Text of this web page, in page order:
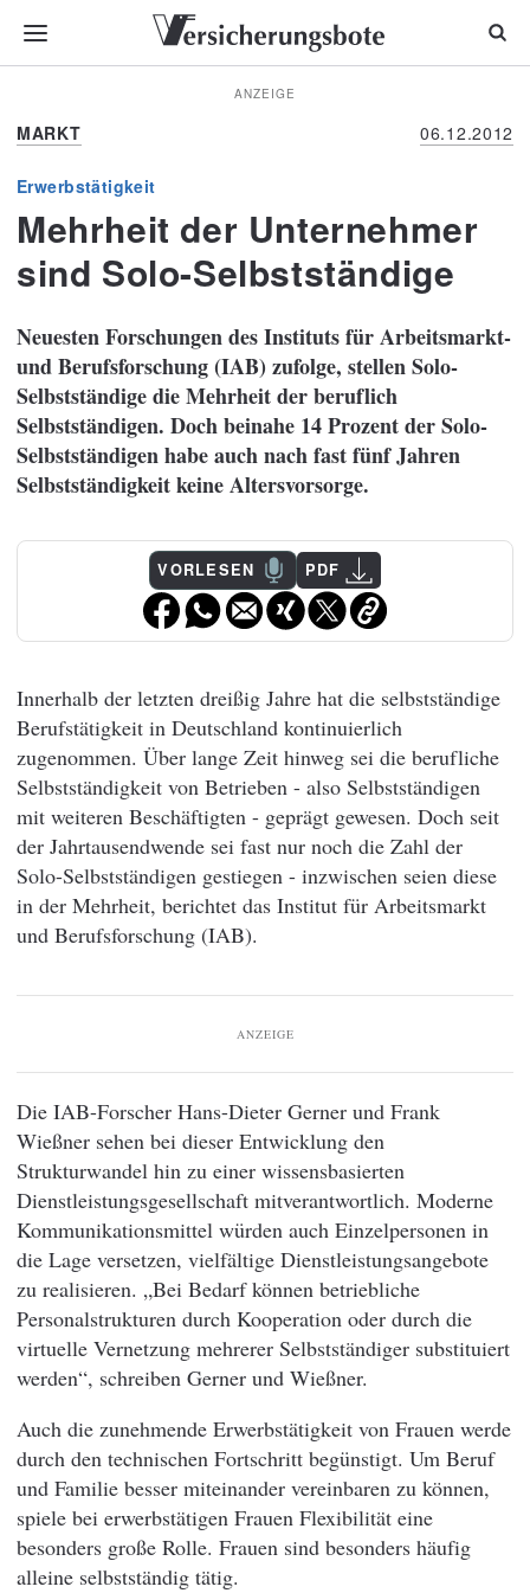
ANZEIGE
MARKT 06.12.2012
Erwerbstätigkeit
Mehrheit der Unternehmer
sind Solo-Selbstständige
Neuesten Forschungen des Instituts für Arbeitsmarkt-
und Berufsforschung (IAB) zufolge, stellen Solo-
Selbstständige die Mehrheit der beruflich
Selbstständigen. Doch beinahe 14 Prozent der Solo-
Selbstständigen habe auch nach fast fünf Jahren
Selbstständigkeit keine Altersvorsorge.
VORLESEN PDF
Innerhalb der letzten dreißig Jahre hat die selbstständige
Berufstätigkeit in Deutschland kontinuierlich
zugenommen. Über lange Zeit hinweg sei die berufliche
Selbstständigkeit von Betrieben - also Selbstständigen
mit weiteren Beschäftigten - geprägt gewesen. Doch seit
der Jahrtausendwende sei fast nur noch die Zahl der
Solo-Selbstständigen gestiegen - inzwischen seien diese
in der Mehrheit, berichtet das Institut für Arbeitsmarkt
und Berufsforschung (IAB).
ANZEIGE
Die IAB-Forscher Hans-Dieter Gerner und Frank
Wießner sehen bei dieser Entwicklung den
Strukturwandel hin zu einer wissensbasierten
Dienstleistungsgesellschaft mitverantwortlich. Moderne
Kommunikationsmittel würden auch Einzelpersonen in
die Lage versetzen, vielfältige Dienstleistungsangebote
zu realisieren. „Bei Bedarf können betriebliche
Personalstrukturen durch Kooperation oder durch die
virtuelle Vernetzung mehrerer Selbstständiger substituiert
werden“, schreiben Gerner und Wießner.
Auch die zunehmende Erwerbstätigkeit von Frauen werde
durch den technischen Fortschritt begünstigt. Um Beruf
und Familie besser miteinander vereinbaren zu können,
spiele bei erwerbstätigen Frauen Flexibilität eine
besonders große Rolle. Frauen sind besonders häufig
alleine selbstständig tätig.